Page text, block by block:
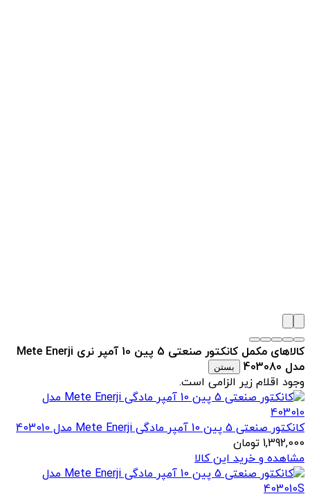
کالاهای مکمل کانکتور صنعتی 5 پین 10 آمپر نری Mete Enerji
مدل 403080
بستن
وجود اقلام زیر الزامی است.
کانکتور صنعتی 5 پین 10 آمپر مادگی Mete Enerji مدل 403010
1,392,000 تومان
مشاهده و خرید این کالا